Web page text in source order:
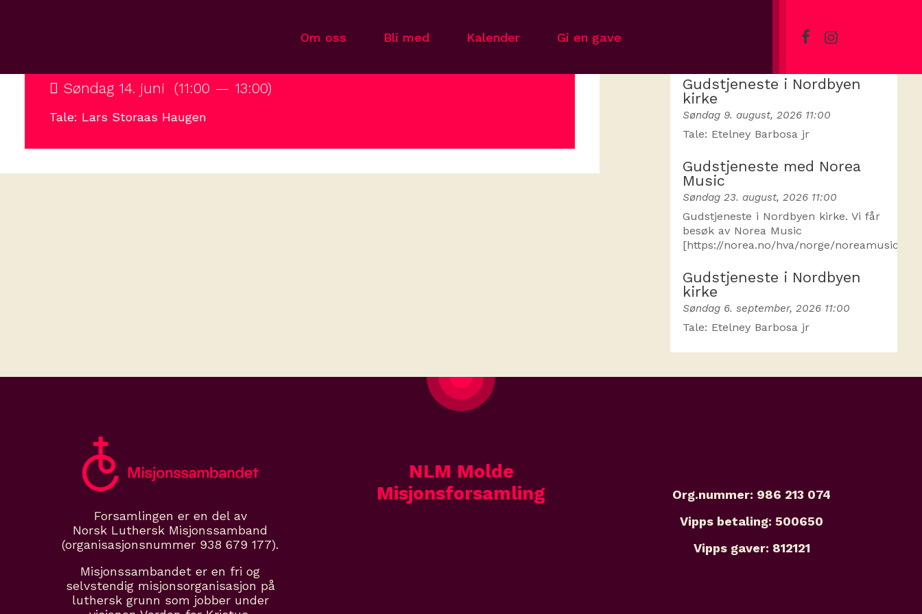
Om oss Bli med Kalender Gi en gave
Søndag 14. juni (11:00 — 13:00)
Tale: Lars Storaas Haugen
Gudstjeneste i Nordbyen
kirke
Søndag 9. august, 2026 11:00
Tale: Etelney Barbosa jr
Gudstjeneste med Norea
Music
Søndag 23. august, 2026 11:00
Gudstjeneste i Nordbyen kirke. Vi får
besøk av Norea Music
[https://norea.no/hva/norge/noreamusic]
Gudstjeneste i Nordbyen
kirke
Søndag 6. september, 2026 11:00
Tale: Etelney Barbosa jr
Forsamlingen er en del av
Norsk Luthersk Misjonssamband
(organisasjonsnummer 938 679 177).
Misjonssambandet er en fri og
selvstendig misjonsorganisasjon på
luthersk grunn som jobber under
NLM Molde
Misjonsforsamling
Org.nummer: 986 213 074
Vipps betaling: 500650
Vipps gaver: 812121